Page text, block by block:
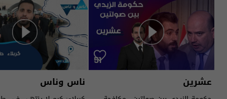
عشرين ناس وناس